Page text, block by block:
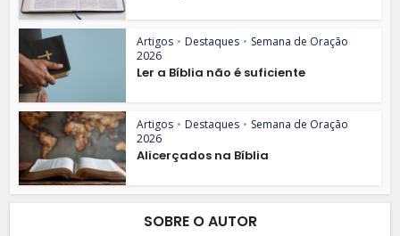
Artigos • Destaques • Semana de Oração
2026
Ler a Bíblia não é suficiente
Artigos • Destaques • Semana de Oração
2026
Alicerçados na Bíblia
SOBRE O AUTOR